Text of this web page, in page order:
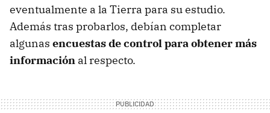
eventualmente a la Tierra para su estudio.
Además tras probarlos, debían completar
algunas encuestas de control para obtener más
información al respecto.